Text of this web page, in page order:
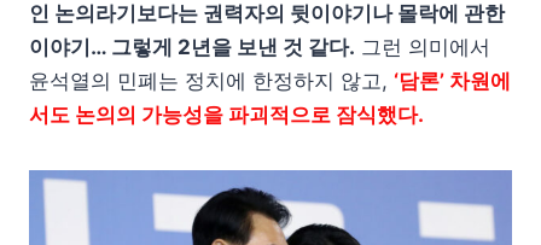
인 논의라기보다는 권력자의 뒷이야기나 몰락에 관한
이야기… 그렇게 2년을 보낸 것 같다. 그런 의미에서
윤석열의 민폐는 정치에 한정하지 않고, ‘담론’ 차원에
서도 논의의 가능성을 파괴적으로 잠식했다.